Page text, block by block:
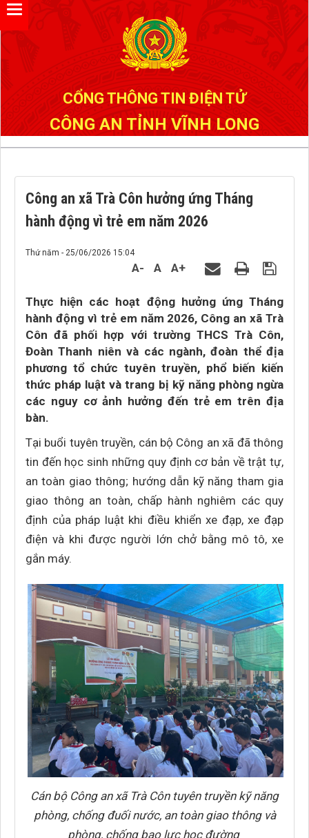
CỔNG THÔNG TIN ĐIỆN TỬ
CÔNG AN TỈNH VĨNH LONG
Công an xã Trà Côn hưởng ứng Tháng
hành động vì trẻ em năm 2026
Thứ năm - 25/06/2026 15:04
A- A A+
Thực hiện các hoạt động hưởng ứng Tháng
hành động vì trẻ em năm 2026, Công an xã Trà
Côn đã phối hợp với trường THCS Trà Côn,
Đoàn Thanh niên và các ngành, đoàn thể địa
phương tổ chức tuyên truyền, phổ biến kiến
thức pháp luật và trang bị kỹ năng phòng ngừa
các nguy cơ ảnh hưởng đến trẻ em trên địa
bàn.
Tại buổi tuyên truyền, cán bộ Công an xã đã thông
tin đến học sinh những quy định cơ bản về trật tự,
an toàn giao thông; hướng dẫn kỹ năng tham gia
giao thông an toàn, chấp hành nghiêm các quy
định của pháp luật khi điều khiển xe đạp, xe đạp
điện và khi được người lớn chở bằng mô tô, xe
gắn máy.
Cán bộ Công an xã Trà Côn tuyên truyền kỹ năng
phòng, chống đuối nước, an toàn giao thông và
phòng, chống bạo lực học đường